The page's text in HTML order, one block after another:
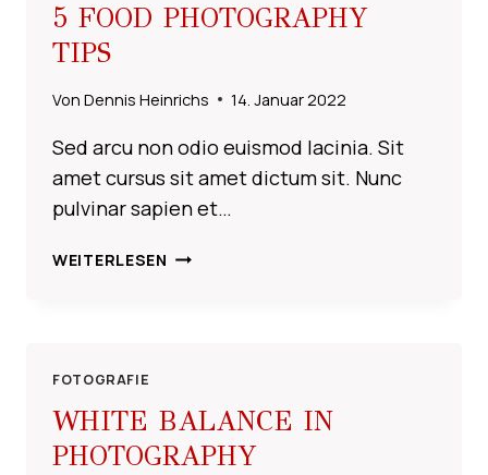
5 FOOD PHOTOGRAPHY
TIPS
Von Dennis Heinrichs 14. Januar 2022
Sed arcu non odio euismod lacinia. Sit
amet cursus sit amet dictum sit. Nunc
pulvinar sapien et…
WEITERLESEN 5
FOTOGRAFIE
WHITE BALANCE IN
PHOTOGRAPHY